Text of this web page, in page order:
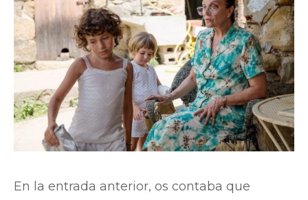
En la entrada anterior, os contaba que